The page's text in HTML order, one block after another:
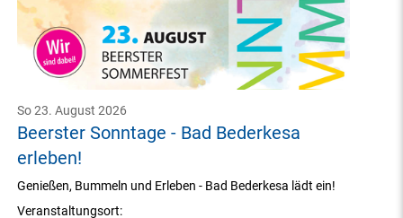
Beerster Sonntage - Bad Bederkesa
erleben!
So 23. August 2026
Veranstaltungsort:
Genießen, Bummeln und Erleben - Bad Bederkesa lädt ein!